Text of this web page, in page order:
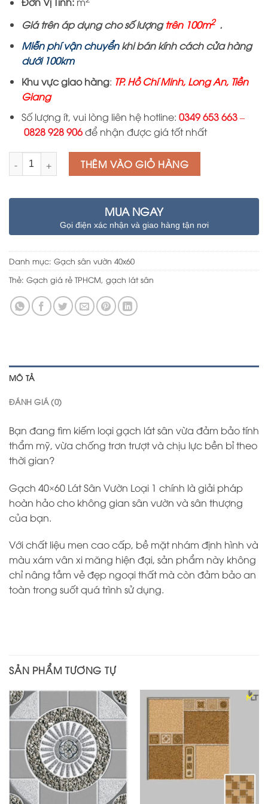
Giá trên áp dụng cho số lượngtrên 100m2 .
Miễn phí vận chuyểnkhi bán kính cách cửa hàng
dưới100km
Khu vực giao hàng: TP. Hồ Chí Minh, Long An, Tiền
Giang
Số lượng ít, vui lòng liên hệ hotline: 0349 653 663–
0828 928 906để nhận được giá tốt nhất
Số lượng THÊM VÀO GIỎ HÀNG
MUA NGAY
Gọi điện xác nhận và giao hàng tận nơi
Danh mục: Gạch sân vườn 40x60
Thẻ: Gạch giá rẻ TPHCM, gạch lát sân
MÔ TẢ
ĐÁNH GIÁ (0)
Bạn đang tìm kiếm loại gạch lát sân vừa đảm bảo tính
thẩm mỹ, vừa chống trơn trượt và chịu lực bền bỉ theo
thời gian?
Gạch 40×60 Lát Sân Vườn Loại 1 chính là giải pháp
hoàn hảo cho không gian sân vườn và sân thượng
của bạn.
Với chất liệu men cao cấp, bề mặt nhám định hình và
màu xám vân xi măng hiện đại, sản phẩm này không
chỉ nâng tầm vẻ đẹp ngoại thất mà còn đảm bảo an
toàn trong suốt quá trình sử dụng.
SẢN PHẨM TƯƠNG TỰ